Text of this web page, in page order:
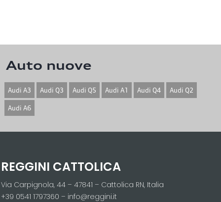
Auto nuove
Audi A3 Audi Q3 Audi Q5 Audi A1 Audi Q4 Audi Q2
Audi A6
REGGINI CATTOLICA
Via Carpignola, 44 – 47841 – Cattolica RN, Italia
+39 0541 1797360 – info@reggini.it